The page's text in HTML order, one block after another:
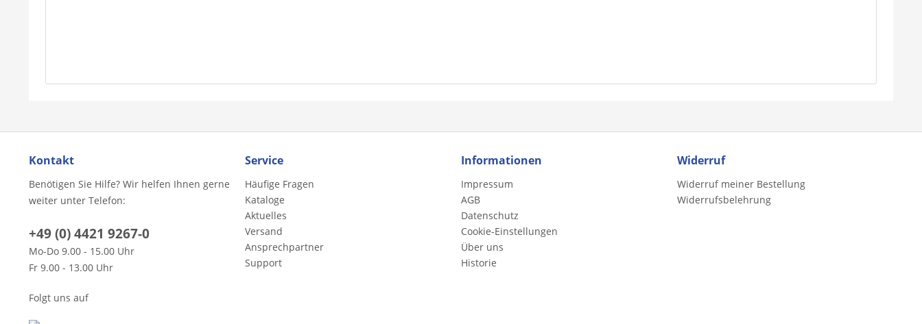
Kontakt
Benötigen Sie Hilfe? Wir helfen Ihnen gerne
weiter unter Telefon:
+49 (0) 4421 9267-0
Mo-Do 9.00 - 15.00 Uhr
Fr 9.00 - 13.00 Uhr
Folgt uns auf
Service
Häufige Fragen
Kataloge
Aktuelles
Versand
Ansprechpartner
Support
Informationen
Impressum
AGB
Datenschutz
Cookie-Einstellungen
Über uns
Historie
Widerruf
Widerruf meiner Bestellung
Widerrufsbelehrung